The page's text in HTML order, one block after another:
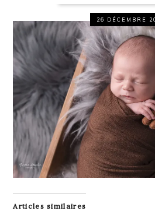
26 DÉCEMBRE
Articles similaires